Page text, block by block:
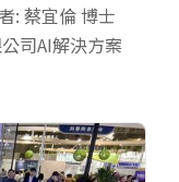
: 蔡宜倫 博士
司AI解決方案